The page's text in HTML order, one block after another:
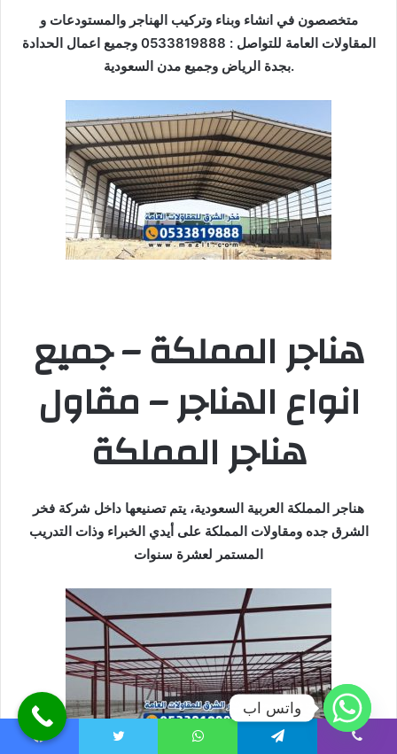
متخصصون في انشاء وبناء وتركيب الهناجر والمستودعات و
المقاولات العامة للتواصل : 0533819888 وجميع اعمال الحدادة
بجدة الرياض وجميع مدن السعودية.
هناجر المملكة – جميع
انواع الهناجر – مقاول
هناجر المملكة
هناجر المملكة العربية السعودية، يتم تصنيعها داخل شركة فخر
الشرق جده ومقاولات المملكة على أيدي الخبراء وذات التدريب
المستمر لعشرة سنوات
واتس اب